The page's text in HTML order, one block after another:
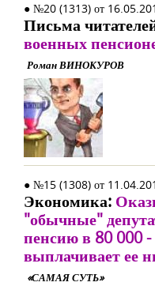
● №20 (1313) от
Письма
военных
Роман ВИНОКУРОВ
● №15 (1308) от
Экономика:
"обычные"
пенсию в 80 000
выплачивает ее
«САМАЯ СУТЬ»